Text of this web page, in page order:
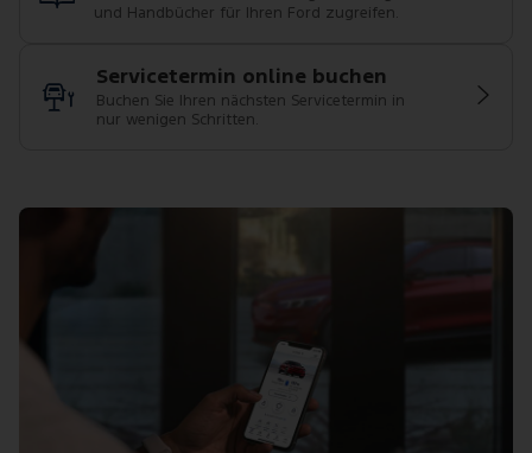
und Handbücher für Ihren Ford zugreifen.
Servicetermin online buchen
Buchen Sie Ihren nächsten Servicetermin in
nur wenigen Schritten.